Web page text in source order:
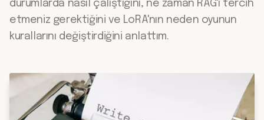
durumlarda nasıl çalıştığını, ne zaman RAG'ı tercih
etmeniz gerektiğini ve LoRA'nın neden oyunun
kurallarını değiştirdiğini anlattım.